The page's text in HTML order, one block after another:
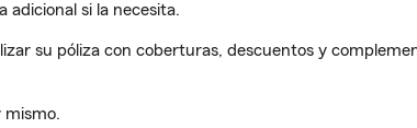
adicional si la necesita.
su póliza con coberturas, descuentos y
mismo.